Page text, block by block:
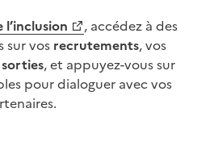
fenêtre)
l’inclusion
, accédez à des
sur vos recrutements, vos
sorties, et appuyez-vous sur
pour dialoguer avec vos